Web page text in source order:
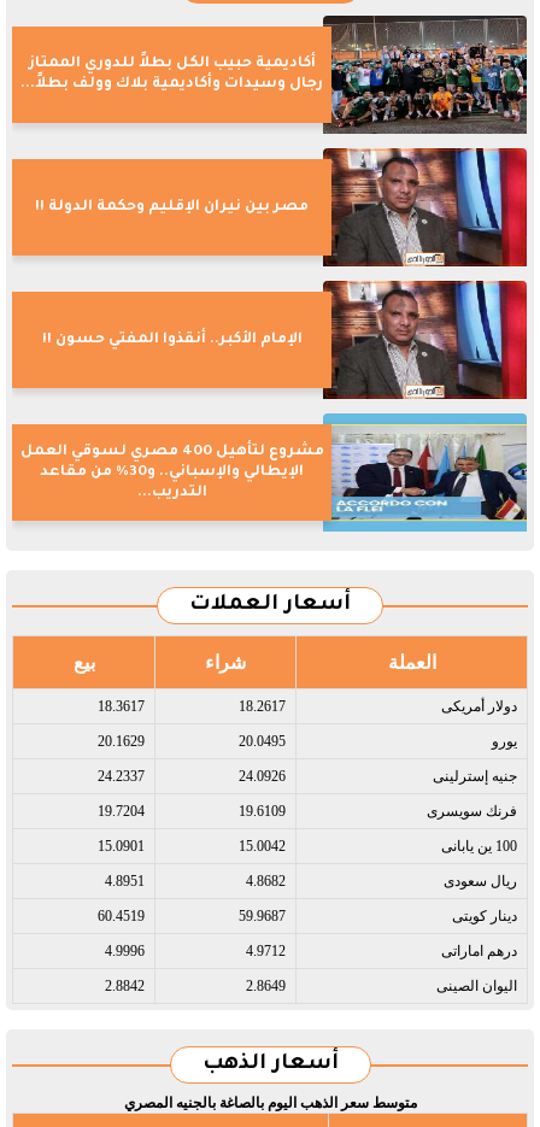
أكاديمية حبيب الكل بطلاً للدوري الممتاز
رجال وسيدات وأكاديمية بلاك وولف بطلاً...
مصر بين نيران الإقليم وحكمة الدولة !!
الإمام الأكبر.. أنقذوا المفتي حسون !!
مشروع لتأهيل 400 مصري لسوقي العمل
الإيطالي والإسباني.. و30% من مقاعد
التدريب...
أسعار العملات
العملة شراء بيع
دولار أمريكى​ 18.2617
18.3617
يورو​ 20.0495
20.1629
جنيه إسترلينى​ 24.0926
24.2337
فرنك سويسرى​ 19.6109
19.7204
100 ين يابانى​ 15.0042
15.0901
ريال سعودى​ 4.8682
4.8951
دينار كويتى​ 59.9687
60.4519
درهم اماراتى​ 4.9712
4.9996
اليوان الصينى​ 2.8649
2.8842
أسعار الذهب
متوسط سعر الذهب اليوم بالصاغة بالجنيه المصري